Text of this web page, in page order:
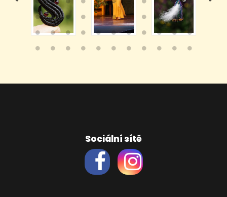
Sociální sítě